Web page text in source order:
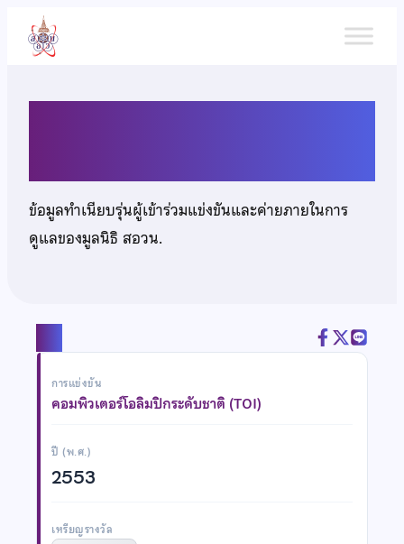
เนื้อหา
ข้อมูลทำเนียบรุ่นผู้เข้าร่วมแข่งขันและค่ายภายในการ
ดูแลของมูลนิธิ สอวน.
การแข่งขัน
คอมพิวเตอร์โอลิมปิกระดับชาติ (TOI)
ปี (พ.ศ.)
2553
เหรียญรางวัล